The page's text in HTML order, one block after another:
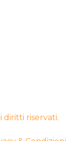
riservati.